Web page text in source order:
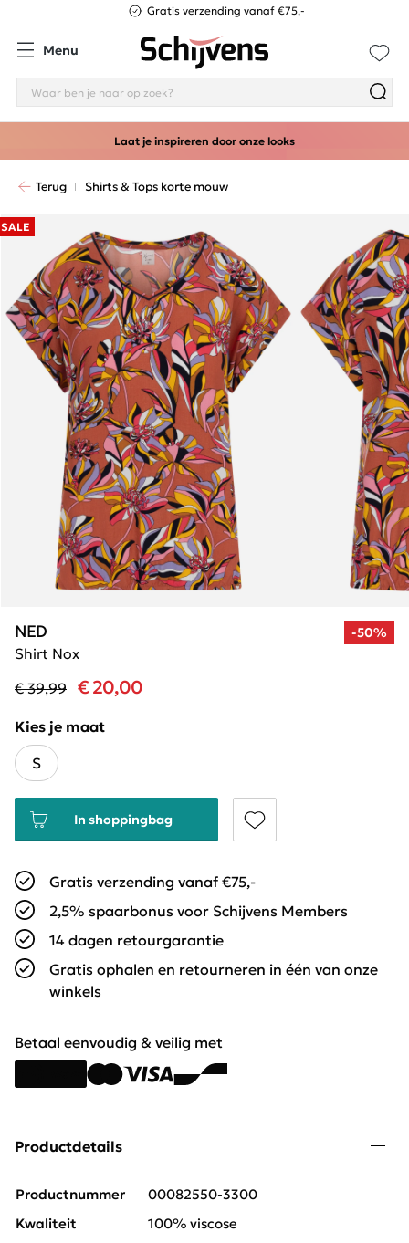
Gratis verzending vanaf €75,-
Menu
Laat je inspireren door onze looks
Terug Shirts & Tops korte mouw
SALE
-50%
Shirt Nox
NED
€ 39,99 € 20,00
Kies je maat
S
In shoppingbag
Gratis verzending vanaf €75,-
2,5% spaarbonus voor Schijvens Members
14 dagen retourgarantie
Gratis ophalen en retourneren in één van onze
winkels
Betaal eenvoudig & veilig met
Productdetails
Productnummer
00082550-3300
Kwaliteit
100% viscose